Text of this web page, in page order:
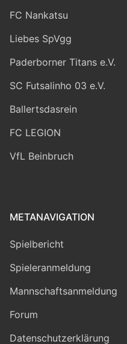
FC Nankatsu
Liebes SpVgg
Paderborner Titans e.V.
SC Futsalinho 03 e.V.
Ballertsdasrein
FC LEGION
VfL Beinbruch
METANAVIGATION
Spielbericht
Spieleranmeldung
Mannschaftsanmeldung
Forum
Datenschutzerklärung